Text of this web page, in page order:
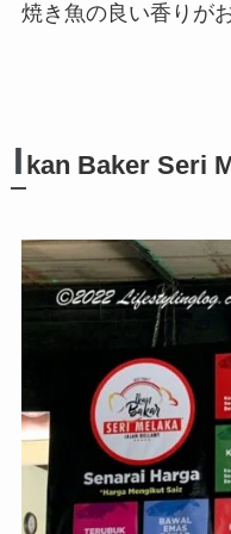
焼き魚の良い香りが
I kan Baker Seri